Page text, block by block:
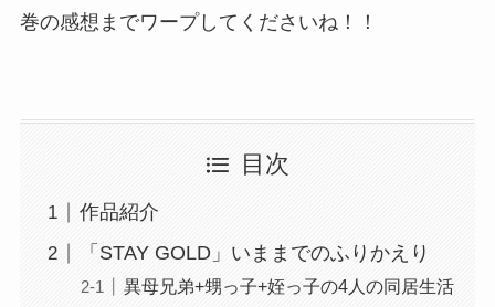
巻の感想までワープしてくださいね！！
目次
作品紹介
「STAY GOLD」いままでのふりかえり
異母兄弟+甥っ子+姪っ子の4人の同居生活